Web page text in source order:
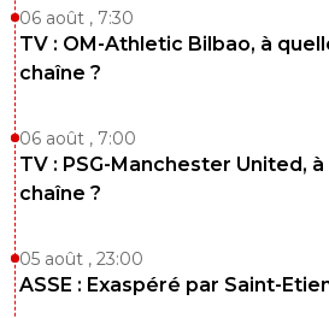
06 août , 7:30
TV : OM-Athletic Bilbao, à
chaîne ?
06 août , 7:00
TV : PSG-Manchester United,
chaîne ?
05 août , 23:00
ASSE : Exaspéré par Saint-